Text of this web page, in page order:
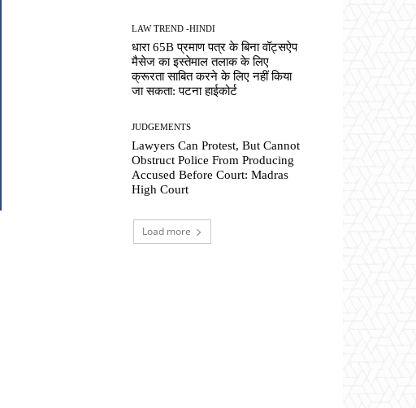
LAW TREND -HINDI
धारा 65B प्रमाण पत्र के बिना वॉट्सऐप
मैसेज का इस्तेमाल तलाक के लिए
क्रूरता साबित करने के लिए नहीं किया
जा सकता: पटना हाईकोर्ट
JUDGEMENTS
Lawyers Can Protest, But Cannot
Obstruct Police From Producing
Accused Before Court: Madras
High Court
Load more